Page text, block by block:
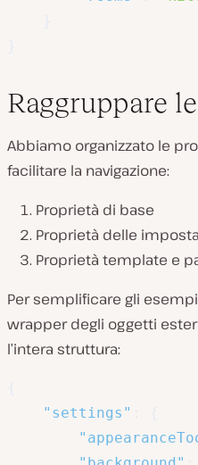
Raggruppare
Abbiamo organizzato le
facilitare la navigazione:
Proprietà di base
Proprietà delle
Proprietà template e
Per semplificare gli
wrapper degli oggetti
l’intera struttura:
"settings"